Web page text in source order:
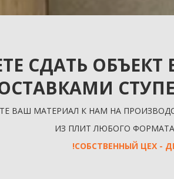
СДАТЬ
ВАШ МАТЕРИАЛ К НАМ НА
ИЗ ПЛИТ ЛЮБОГО ФОРМАТА:
!СОБСТВЕННЫЙ ЦЕХ -